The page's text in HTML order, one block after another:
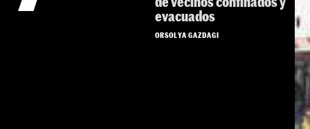
evacuados
ORSOLYA GAZDAGI